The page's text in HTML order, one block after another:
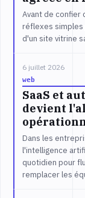
Avant de confier
réflexes simples
d'un site vitrine
6 juillet 2026
web
SaaS et
devient
Dans les
l'intelligence
quotidien pour
remplacer les